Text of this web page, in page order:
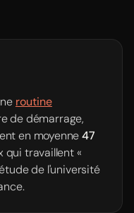
routine
de démarrage,
en moyenne47
qui travaillent «
de l'université